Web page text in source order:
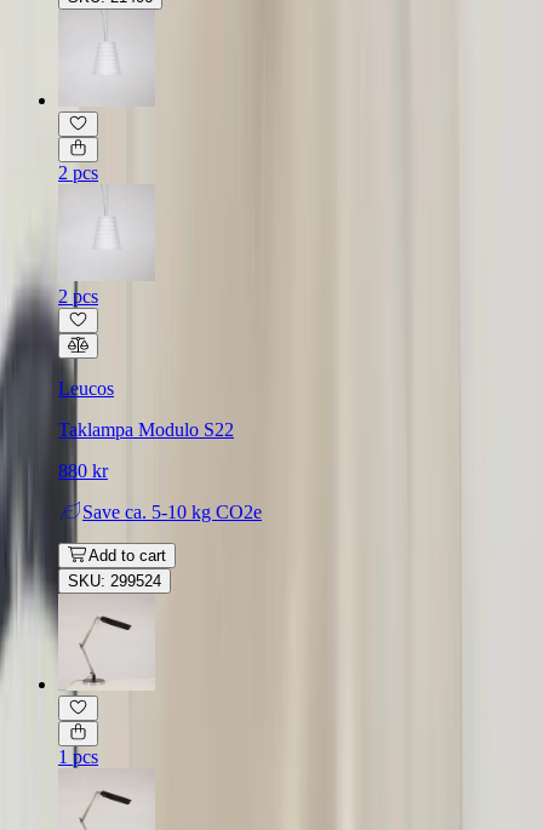
2 pcs
2 pcs
Leucos
Taklampa Modulo S22
880 kr
Save ca. 5-10 kg CO2e
Add to cart
SKU: 299524
1 pcs